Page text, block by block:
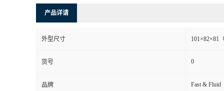
产品详请
外型尺寸 101×82×81
货号 0
品牌 Fast & Fluid